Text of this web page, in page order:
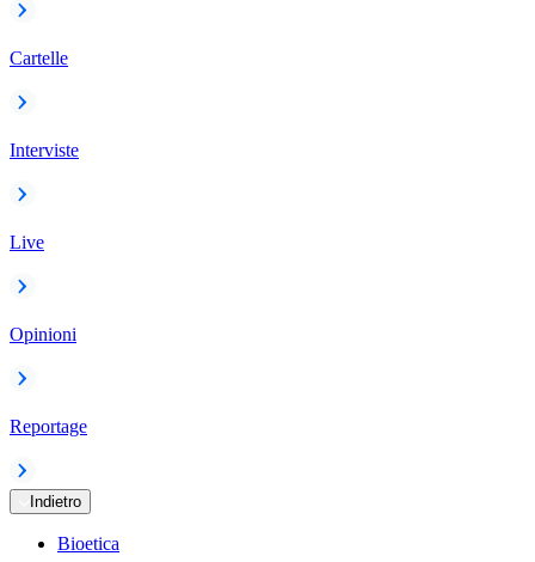
Cartelle
Interviste
Live
Opinioni
Reportage
Indietro
Bioetica